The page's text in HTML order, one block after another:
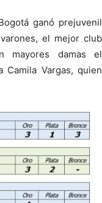
ganó prejuvenil
el mejor club
mayores damas el
Camila Vargas, quien